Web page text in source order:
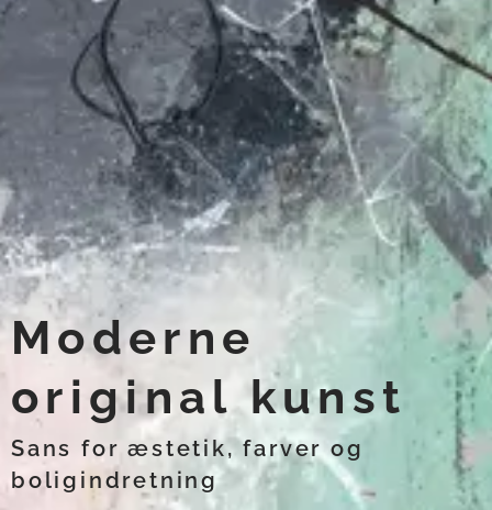
Moderne
original kunst
Sans for æstetik, farver og
boligindretning